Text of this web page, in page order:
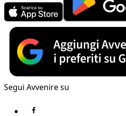
Segui Avvenire su